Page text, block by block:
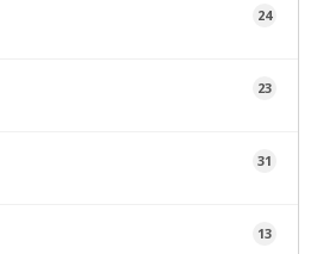
24
23
31
13